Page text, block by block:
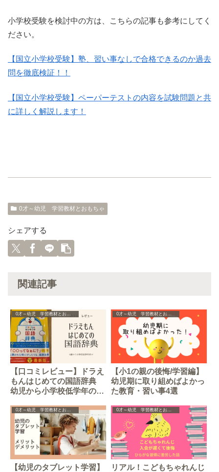
小学校受験を検討中の方は、こちらの記事も参考にしてく
ださい。
【国立小学校受験】塾、習い事なしで合格できるのか過去
問を徹底検証！！
【国立小学校受験】ペーパーテストの内容を試験問題と共
に詳しく解説します！
0才～幼児 学習教材とおもちゃ
シェアする
関連記事
0才～幼児 学習教材とおもちゃ
【口コミレビュー】ドラえ
もんはじめての国語辞典
幼児から小学校低学年の語
0才～幼児 学習教材とおもちゃ
【小1の親の後悔/学習編】
幼児期に取り組めばよかっ
た教育・習い事4選
0才～幼児 学習教材とおもちゃ
【幼児のタブレット学習】
0才～幼児 学習教材とおもちゃ
リアル！こどもちゃれんじ